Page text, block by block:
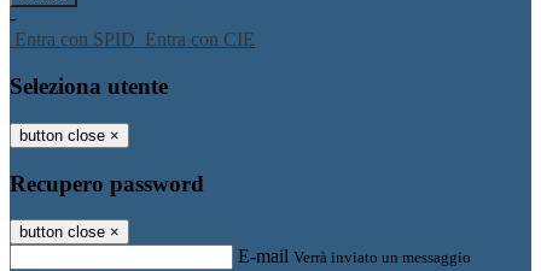
-
Entra con SPID Entra con CIE
Seleziona utente
button close ×
Recupero password
button close ×
E-mail Verrà inviato un messaggio